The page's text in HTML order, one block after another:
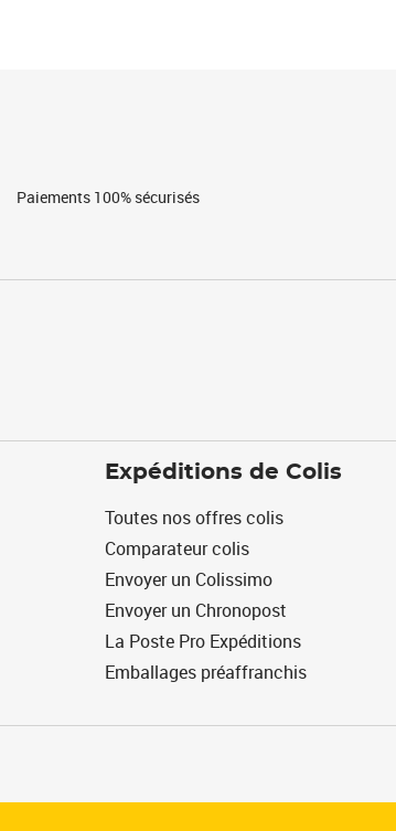
Paiements 100% sécurisés
Expéditions de Colis
Toutes nos offres colis
Comparateur colis
Envoyer un Colissimo
Envoyer un Chronopost
La Poste Pro Expéditions
Emballages préaffranchis